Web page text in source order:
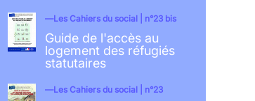
Les Cahiers du social | n°23 bis
Guide de l'accès au
logement des réfugiés
statutaires
Les Cahiers du social | n°23